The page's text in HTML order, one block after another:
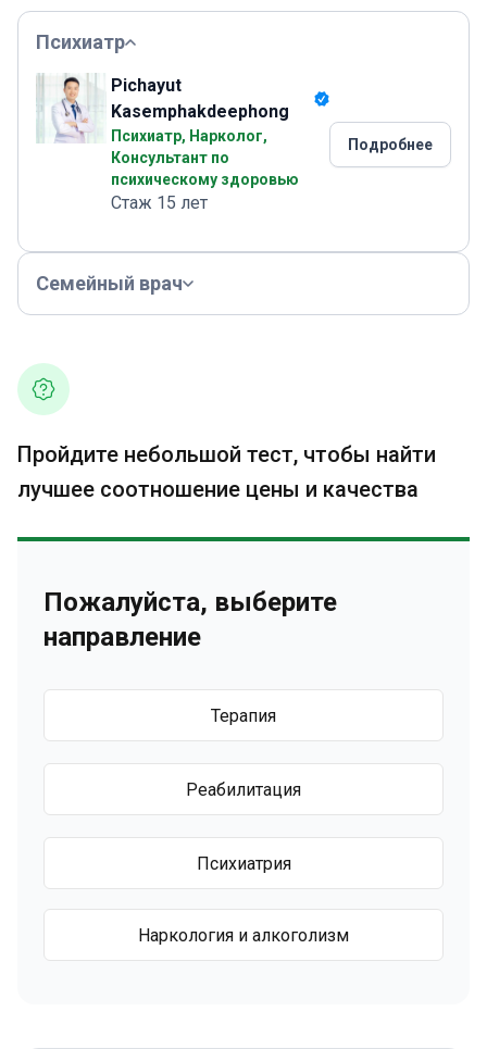
Психиатр
Pichayut
Kasemphakdeephong
Психиатр, Нарколог,
Консультант по
психическому здоровью
Стаж 15 лет
Подробнее
Семейный врач
Пройдите небольшой тест, чтобы найти
лучшее соотношение цены и качества
Пожалуйста, выберите
направление
Терапия
Реабилитация
Психиатрия
Наркология и алкоголизм